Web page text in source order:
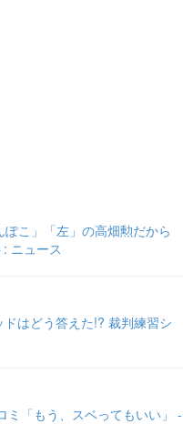
こ」「左」の高畑勲だから
ニュース
ドはどう答えた!? 裁判練習シ
ミ「もう、スベってもいい」 -